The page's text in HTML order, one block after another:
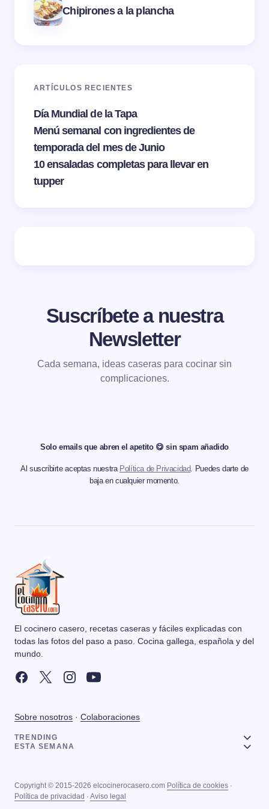
Chipirones a la plancha
ARTÍCULOS RECIENTES
Día Mundial de la Tapa
Menú semanal con ingredientes de
temporada del mes de Junio
10 ensaladas completas para llevar en
tupper
Suscríbete a nuestra
Newsletter
Cada semana, ideas caseras para cocinar sin
complicaciones.
Solo emails que abren el apetito 😋 sin spam añadido
Al suscribirte aceptas nuestra Política de Privacidad. Puedes darte de
baja en cualquier momento.
El cocinero casero, recetas caseras y fáciles explicadas con
todas las fotos del paso a paso. Cocina gallega, española y del
mundo.
Sobre nosotros · Colaboraciones
TRENDING
ESTA SEMANA
Copyright © 2015-2026 elcocinerocasero.com Política de cookies ·
Política de privacidad · Aviso legal